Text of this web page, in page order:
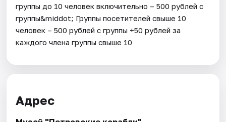
группы до 10 человек включительно – 500 рублей с
группы&middot; Группы посетителей свыше 10
человек – 500 рублей с группы +50 рублей за
каждого члена группы свыше 10
Адрес